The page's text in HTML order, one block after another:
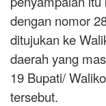
dengan nomor
ditujukan ke
daerah yang
19 Bupati/
tersebut.